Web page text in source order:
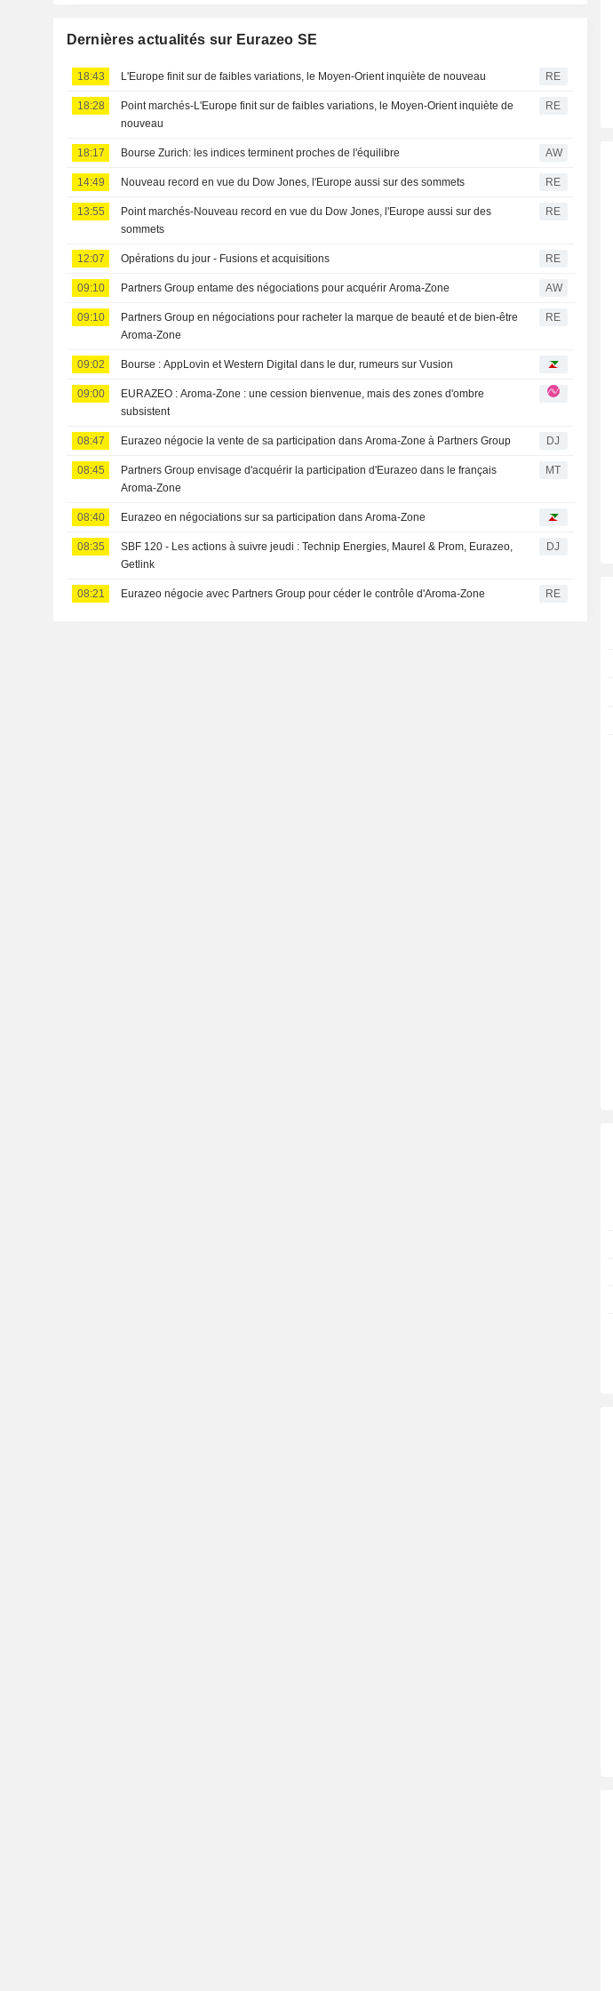
Dernières actualités sur Eurazeo SE
18:43 L'Europe finit sur de faibles variations, le Moyen-Orient inquiète de nouveau RE
18:28
Point marchés-L'Europe finit sur de faibles variations, le Moyen-Orient inquiète de
nouveau
RE
18:17 Bourse Zurich: les indices terminent proches de l'équilibre AW
14:49 Nouveau record en vue du Dow Jones, l'Europe aussi sur des sommets RE
13:55
Point marchés-Nouveau record en vue du Dow Jones, l'Europe aussi sur des
sommets
RE
12:07 Opérations du jour - Fusions et acquisitions RE
09:10 Partners Group entame des négociations pour acquérir Aroma-Zone AW
09:10
Partners Group en négociations pour racheter la marque de beauté et de bien-être
Aroma-Zone
RE
09:02 Bourse : AppLovin et Western Digital dans le dur, rumeurs sur Vusion
09:00
EURAZEO : Aroma-Zone : une cession bienvenue, mais des zones d'ombre
subsistent
08:47 Eurazeo négocie la vente de sa participation dans Aroma-Zone à Partners Group DJ
08:45
Partners Group envisage d'acquérir la participation d'Eurazeo dans le français
Aroma-Zone
MT
08:40 Eurazeo en négociations sur sa participation dans Aroma-Zone
08:35
SBF 120 - Les actions à suivre jeudi : Technip Energies, Maurel & Prom, Eurazeo,
Getlink
DJ
08:21 Eurazeo négocie avec Partners Group pour céder le contrôle d'Aroma-Zone RE